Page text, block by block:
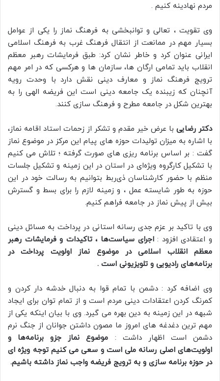
مردم نهادینه کنیم .
وی تقویت ، تعالی و توانبخشی به فرهنگ نماز را یکی از عوامل
بسیار مهم در ممانعت از انتقال فرهنگ غرب به فرهنگ اسلامی
ایرانی عنوان کرد و خاطر نشان کرد: طبق فرمایشات رهبر معظم
انقلاب باید تمامی ارگان ها، سازمان ها و هرکسی که در امر مهم
ترویج فرهنگ نماز و معارف دینی نقش دارد با وحدت رویه
آنچنان که زیبنده یک جامعه دینی است این فریضه الهی را به
بهترین شکل در جامعه مطرح و فرهنگ سازی کنند.
دکتر رضایی با عرض خیر مقدم و تشکر از زحمات استاد اقامه نماز،
با اشاره به میزان تولیدات حوزه های پیام این مرکز در موضوع نماز
گفت : بر اساس برنامه ریزی های صورت گرفته ؛ تلاش می کنیم
با تشکیل کارگروه ویژه‌ای در استان در این زمینه و تشکیل جلسات
منظم با حضور کارشناسان ذی‌ربط بتوانیم به رسالت خود در این
حوزه به طور شایسته عمل ، و زمینه لازم را برای بسط و گسترش
بیش از پیش نماز در جامعه فراهم کنیم.
وی با تاکید بر عزم جدی رسانه استانی در پرداخت به مسائل دینی
و اعتقادی افزود :اجرای سیاست‌ها ، تاکیدات و فرمایشات رهبر
معظم انقلاب اسلامی در موضوع نماز اولویت پرداخت در
برنامه‌های رادیویی و تلویزیونی است .
وی اضافه کرد : دشمن با تمام قوا به دنبال خدشه دار کردن و
کمرنگ کردن اعتقادات دینی مردم است و از تمام توان برای ایجاد
شبهه در این زمینه به دین بهره می گیرد. وی با بیان اینکه یکی از
مهم ترین دغدغه های امروز ما مصون داشتن جوانان از جنگ نرم
دشمن است اظهار داشت : موضوع نماز جزو برنامه‌ها و
اولویت‌های اصلی رسانه ملی است و سعی می کنیم توجه ویژه ای
در حوزه برنامه سازی و به ترویج فریضه واجب نماز داشته باشیم.